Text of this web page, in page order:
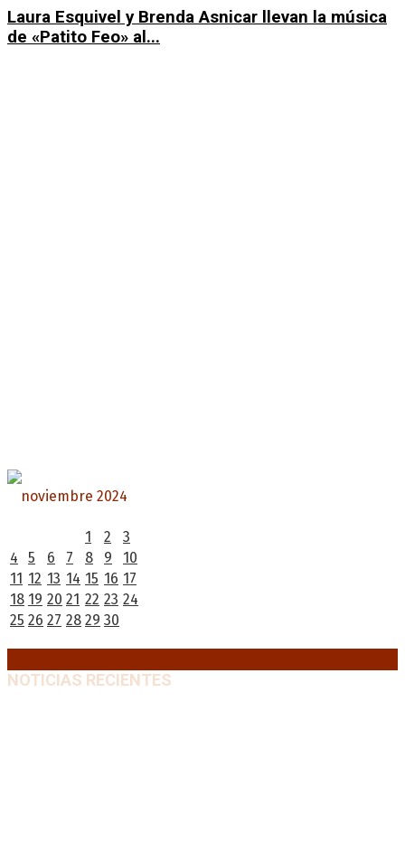
Laura Esquivel y Brenda Asnicar llevan la música
de «Patito Feo» al...
noviembre 2024
1
2
3
4
5 6 7 8 9
10
11 12 13 14 15 16 17
18 19 20 21 22 23 24
25 26 27 28 29 30
NOTICIAS RECIENTES